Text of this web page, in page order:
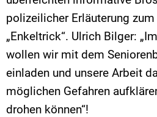
polizeilicher Erläuterung
„Enkeltrick“. Ulrich Bilger:
wollen wir mit dem
einladen und unsere Arbeit
möglichen Gefahren
drohen können“!